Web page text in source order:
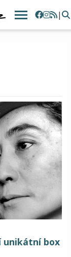
|
unikátní box